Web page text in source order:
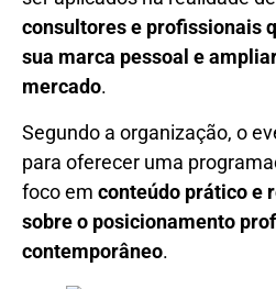
consultores e profissionais
sua marca pessoal e
mercado.
Segundo a organização, o
para oferecer uma
foco em conteúdo prático e
sobre o posicionamento
contemporâneo.